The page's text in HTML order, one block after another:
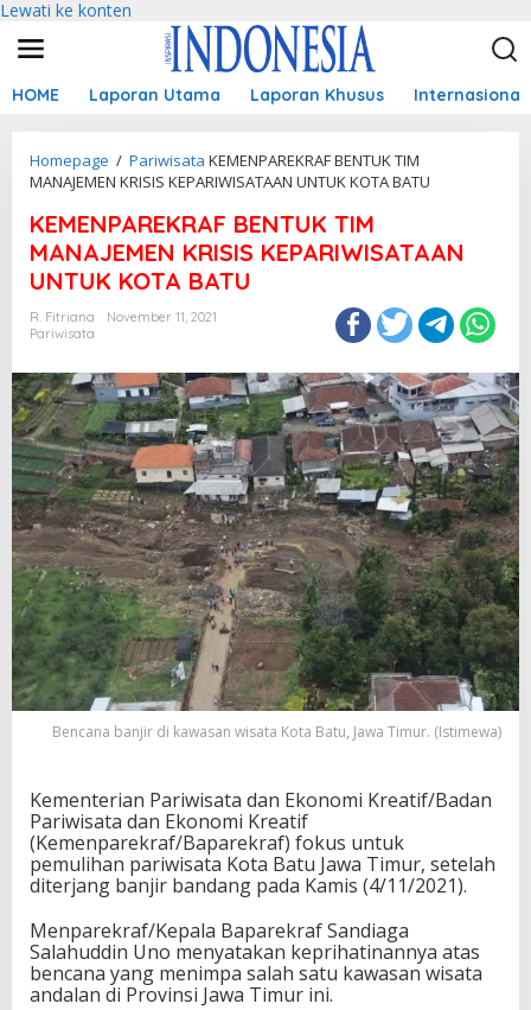
Lewati ke konten
HOME Laporan Utama Laporan Khusus Internasional
Homepage / Pariwisata KEMENPAREKRAF BENTUK TIM
MANAJEMEN KRISIS KEPARIWISATAAN UNTUK KOTA BATU
KEMENPAREKRAF BENTUK TIM
MANAJEMEN KRISIS KEPARIWISATAAN
UNTUK KOTA BATU
R. Fitriana
November 11, 2021
Pariwisata
Bencana banjir di kawasan wisata Kota Batu, Jawa Timur. (Istimewa)
Kementerian Pariwisata dan Ekonomi Kreatif/Badan
Pariwisata dan Ekonomi Kreatif
(Kemenparekraf/Baparekraf) fokus untuk
pemulihan pariwisata Kota Batu Jawa Timur, setelah
diterjang banjir bandang pada Kamis (4/11/2021).
Menparekraf/Kepala Baparekraf Sandiaga
Salahuddin Uno menyatakan keprihatinannya atas
bencana yang menimpa salah satu kawasan wisata
andalan di Provinsi Jawa Timur ini.